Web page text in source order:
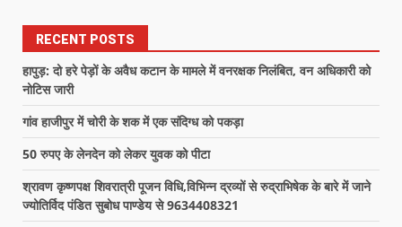
RECENT POSTS
हापुड़: दो हरे पेड़ों के अवैध कटान के मामले में वनरक्षक निलंबित, वन अधिकारी को
नोटिस जारी
गांव हाजीपुर में चोरी के शक में एक संदिग्ध को पकड़ा
50 रुपए के लेनदेन को लेकर युवक को पीटा
श्रावण कृष्णपक्ष शिवरात्री पूजन विधि,विभिन्न द्रव्यों से रुद्राभिषेक के बारे में जाने
ज्योतिर्विद पंडित सुबोध पाण्डेय से 9634408321